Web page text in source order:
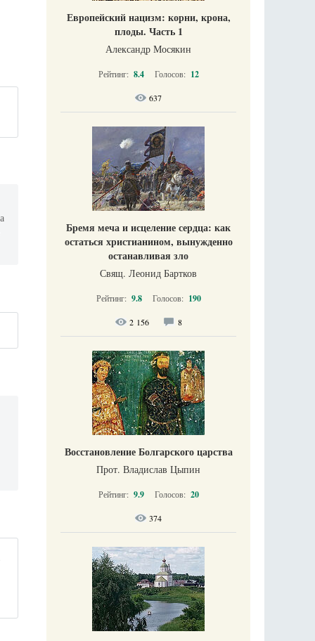
Европейский нацизм: корни, крона,
плоды. Часть 1
Александр Мосякин
Рейтинг: 8.4 Голосов: 12
637
Бремя меча и исцеление сердца: как
остаться христианином, вынужденно
останавливая зло
Свящ. Леонид Бартков
Рейтинг: 9.8 Голосов: 190
2 156 8
Восстановление Болгарского царства
Прот. Владислав Цыпин
Рейтинг: 9.9 Голосов: 20
374